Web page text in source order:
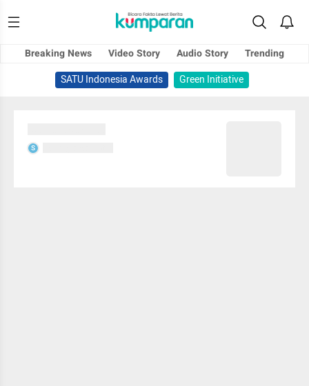
Breaking News Video Story Audio Story
Trending
SATU Indonesia Awards
Green Initiative
S